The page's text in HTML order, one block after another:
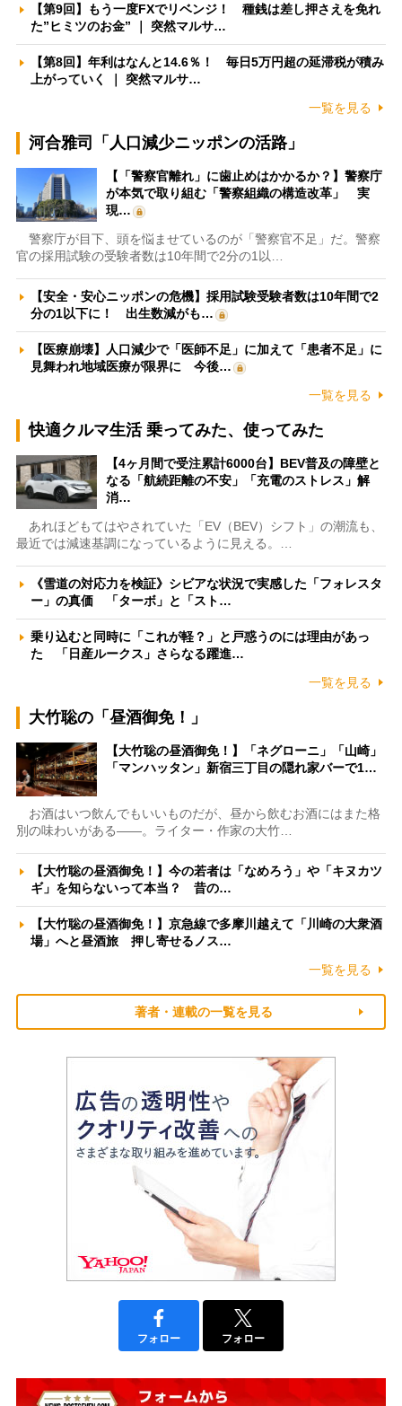
【第9回】もう一度FXでリベンジ！ 種銭は差し押さえを免れ
た”ヒミツのお金” ｜ 突然マルサ…
【第8回】年利はなんと14.6％！ 毎日5万円超の延滞税が積み
上がっていく ｜ 突然マルサ…
一覧を見る
河合雅司「人口減少ニッポンの活路」
【「警察官離れ」に歯止めはかかるか？】警察庁
が本気で取り組む「警察組織の構造改革」 実
現…
警察庁が目下、頭を悩ませているのが「警察官不足」だ。警察
官の採用試験の受験者数は10年間で2分の1以…
【安全・安心ニッポンの危機】採用試験受験者数は10年間で2
分の1以下に！ 出生数減がも…
【医療崩壊】人口減少で「医師不足」に加えて「患者不足」に
見舞われ地域医療が限界に 今後…
一覧を見る
快適クルマ生活 乗ってみた、使ってみた
【4ヶ月間で受注累計6000台】BEV普及の障壁と
なる「航続距離の不安」「充電のストレス」解
消…
あれほどもてはやされていた「EV（BEV）シフト」の潮流も、
最近では減速基調になっているように見える。…
《雪道の対応力を検証》シビアな状況で実感した「フォレスタ
ー」の真価 「ターボ」と「スト…
乗り込むと同時に「これが軽？」と戸惑うのには理由があっ
た 「日産ルークス」さらなる躍進…
一覧を見る
大竹聡の「昼酒御免！」
【大竹聡の昼酒御免！】「ネグローニ」「山崎」
「マンハッタン」新宿三丁目の隠れ家バーで1…
お酒はいつ飲んでもいいものだが、昼から飲むお酒にはまた格
別の味わいがある――。ライター・作家の大竹…
【大竹聡の昼酒御免！】今の若者は「なめろう」や「キヌカツ
ギ」を知らないって本当？ 昔の…
【大竹聡の昼酒御免！】京急線で多摩川越えて「川崎の大衆酒
場」へと昼酒旅 押し寄せるノス…
一覧を見る
著者・連載の一覧を見る
フォロー フォロー